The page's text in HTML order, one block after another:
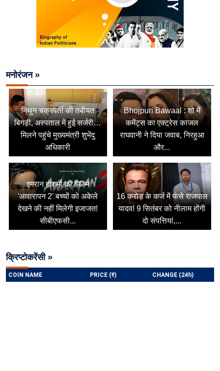
मनोरंजन »
मिथुन चक्रवर्ती की तबीयत
बिगड़ी, अस्पताल में हुई सर्जरी…
मिलने पहुंचे मुख्यमंत्री शुभेंदु
अधिकारी
Bhojpuri Bawaal : शो में
कमेंट्स का एक्ट्रेस काजल
राघवानी ने दिया जवाब, निरहुआ
और...
इमरान हाशमी की फिल्म
'आवारापन 2' बच्चों को अकेले
देखने की नहीं मिलेगी इजाजत!
सीबीएफसी...
16 करोड़ के कर्ज में फंसे राजपाल
यादव! 9 सितंबर को नीलाम होंगी
दो संपत्तियां,...
क्रिप्टोकरेंसी »